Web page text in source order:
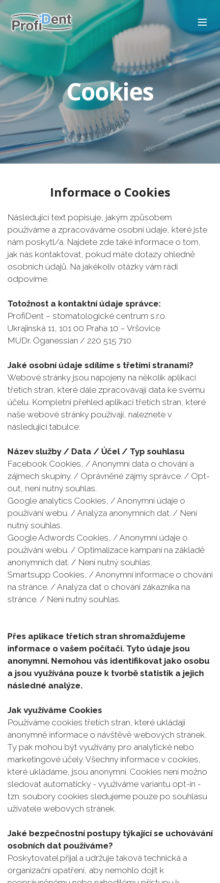
Cookies
Informace o Cookies
Následující text popisuje, jakým způsobem
používáme a zpracováváme osobní údaje, které jste
nám poskytl/a. Najdete zde také informace o tom,
jak nás kontaktovat, pokud máte dotazy ohledně
osobních údajů. Na jakékoliv otázky vám rádi
odpovíme.
Totožnost a kontaktní údaje správce:
ProfiDent – stomatologické centrum s.r.o.
Ukrajinská 11, 101 00 Praha 10 – Vršovice
MUDr. Oganessian / 220 515 710
Jaké osobní údaje sdílíme s třetími stranami?
Webové stránky jsou napojeny na několik aplikací
třetích stran, které dále zpracovávají data ke svému
účelu. Kompletní přehled aplikací třetích stran, které
naše webové stránky používají, naleznete v
následující tabulce:
Název služby / Data / Účel / Typ souhlasu
Facebook Cookies, / Anonymní data o chování a
zájmech skupiny. / Oprávněné zájmy správce. / Opt-
out, není nutný souhlas.
Google analytics Cookies, / Anonymní údaje o
používání webu. / Analýza anonymních dat. / Není
nutný souhlas.
Google Adwords Cookies, / Anonymní údaje o
používání webu. / Optimalizace kampaní na základě
anonymních dat. / Není nutný souhlas.
Smartsupp Cookies, / Anonymní informace o chování
na stránce. / Analýza dat o chování zákazníka na
stránce. / Není nutný souhlas.
Přes aplikace třetích stran shromažďujeme
informace o vašem počítači. Tyto údaje jsou
anonymní. Nemohou vás identifikovat jako osobu
a jsou využívána pouze k tvorbě statistik a jejich
následné analýze.
Jak využíváme Cookies
Používáme cookies třetích stran, které ukládají
anonymně informace o návštěvě webových stránek.
Ty pak mohou být využívány pro analytické nebo
marketingové účely. Všechny informace v cookies,
které ukládáme, jsou anonymní. Cookies není možno
sledovat automaticky - využíváme variantu opt-in -
tzn. soubory cookies sledujeme pouze po souhlasu
uživatele webových stránek.
Jaké bezpečnostní postupy týkající se uchovávání
osobních dat používáme?
Poskytovatel přijal a udržuje taková technická a
organizační opatření, aby nemohlo dojít k